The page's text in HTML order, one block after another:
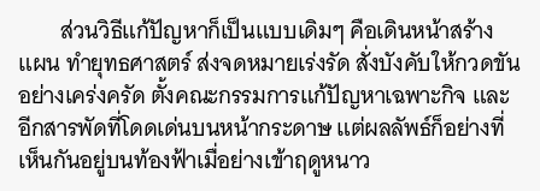
ส่วนวิธีแก้ปัญหาก็เป็นแบบเดิมๆ คือเดินหน้าสร้าง
แผน ทำยุทธศาสตร์ ส่งจดหมายเร่งรัด สั่งบังคับให้กวดขัน
อย่างเคร่งครัด ตั้งคณะกรรมการแก้ปัญหาเฉพาะกิจ และ
อีกสารพัดที่โดดเด่นบนหน้ากระดาษ แต่ผลลัพธ์ก็อย่างที่
เห็นกันอยู่บนท้องฟ้าเมื่อย่างเข้าฤดูหนาว